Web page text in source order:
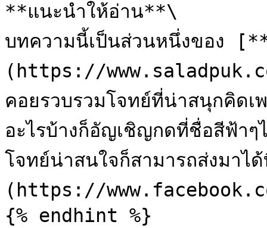
**แนะนำให้อ่าน**\
บทความนี้เป็นส่วนหนึ่งของ
(https://
คอยรวบรวมโจทย์ที่น่าสนุกคิด
อะไรบ้างก็อัญเชิญกดที่ชื่อสีฟ้าๆ
โจทย์น่าสนใจก็สามารถส่งม
(https://
{% endhint %}